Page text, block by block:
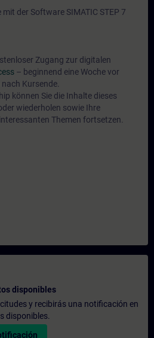
der Software SIMATIC STEP 7
Zugang zur digitalen
– beginnend eine Woche vor
Kursende.
können Sie die Inhalte dieses
wiederholen sowie Ihre
Themen fortsetzen.
disponibles
y recibirás una notificación en
disponibles.